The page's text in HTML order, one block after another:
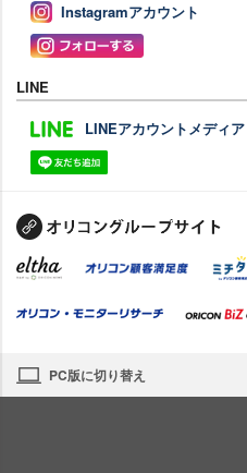
Instagramアカウント
LINE
LINEアカウントメディア
PC版に切り替え